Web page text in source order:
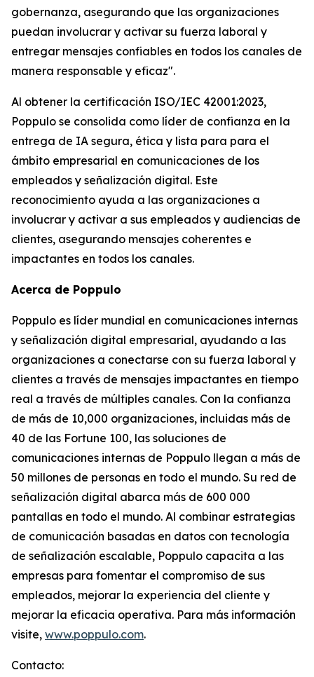
gobernanza, asegurando que las organizaciones
puedan involucrar y activar su fuerza laboral y
entregar mensajes confiables en todos los canales de
manera responsable y eficaz".
Al obtener la certificación ISO/IEC 42001:2023,
Poppulo se consolida como líder de confianza en la
entrega de IA segura, ética y lista para para el
ámbito empresarial en comunicaciones de los
empleados y señalización digital. Este
reconocimiento ayuda a las organizaciones a
involucrar y activar a sus empleados y audiencias de
clientes, asegurando mensajes coherentes e
impactantes en todos los canales.
Acerca de Poppulo
Poppulo es líder mundial en comunicaciones internas
y señalización digital empresarial, ayudando a las
organizaciones a conectarse con su fuerza laboral y
clientes a través de mensajes impactantes en tiempo
real a través de múltiples canales. Con la confianza
de más de 10,000 organizaciones, incluidas más de
40 de las Fortune 100, las soluciones de
comunicaciones internas de Poppulo llegan a más de
50 millones de personas en todo el mundo. Su red de
señalización digital abarca más de 600 000
pantallas en todo el mundo. Al combinar estrategias
de comunicación basadas en datos con tecnología
de señalización escalable, Poppulo capacita a las
empresas para fomentar el compromiso de sus
empleados, mejorar la experiencia del cliente y
mejorar la eficacia operativa. Para más información
visite, www.poppulo.com.
Contacto: